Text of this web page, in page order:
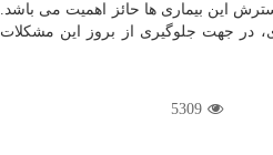
این بیماری ها حائز اهمیت می باشد.
در جهت جلوگیری از بروز این مشكلات
5309